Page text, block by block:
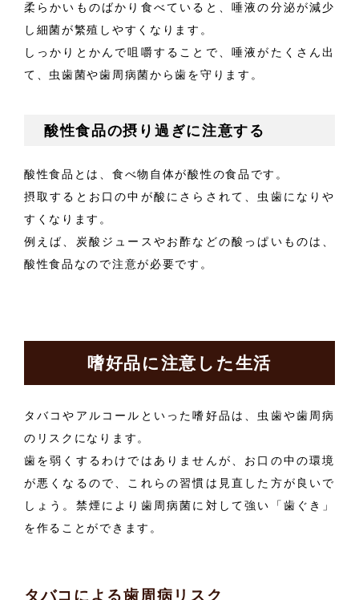
柔らかいものばかり食べていると、唾液の分泌が減少
し細菌が繁殖しやすくなります。
しっかりとかんで咀嚼することで、唾液がたくさん出
て、虫歯菌や歯周病菌から歯を守ります。
酸性食品の摂り過ぎに注意する
酸性食品とは、食べ物自体が酸性の食品です。
摂取するとお口の中が酸にさらされて、虫歯になりや
すくなります。
例えば、炭酸ジュースやお酢などの酸っぱいものは、
酸性食品なので注意が必要です。
嗜好品に注意した生活
タバコやアルコールといった嗜好品は、虫歯や歯周病
のリスクになります。
歯を弱くするわけではありませんが、お口の中の環境
が悪くなるので、これらの習慣は見直した方が良いで
しょう。禁煙により歯周病菌に対して強い「歯ぐき」
を作ることができます。
タバコによる歯周病リスク